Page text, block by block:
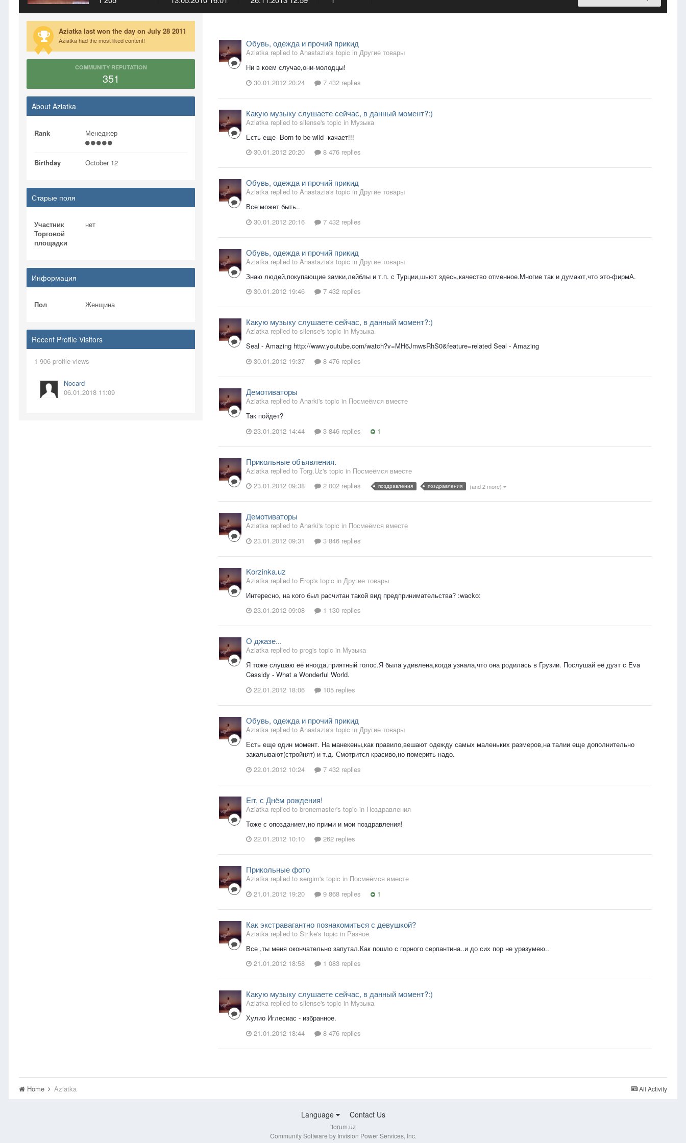
Aziatka last won the day on July 28 2011
Aziatka had the most liked content!
COMMUNITY REPUTATION
351
About Aziatka
Rank Менеджер
Birthday October 12
Старые поля
Участник
Торговой
площадки
нет
Информация
Пол Женщина
Recent Profile Visitors
1 906 profile views
Nocard
06.01.2018 11:09
Обувь, одежда и прочий прикид
Aziatka replied to Anastazia's topic in Другие товары
Ни в коем случае,они-молодцы!
30.01.2012 20:24
7 432 replies
Какую музыку слушаете сейчас, в данный момент?:)
Aziatka replied to silense's topic in Музыка
Есть еще- Born to be wild -качает!!!
30.01.2012 20:20
8 476 replies
Обувь, одежда и прочий прикид
Aziatka replied to Anastazia's topic in Другие товары
Все может быть..
30.01.2012 20:16
7 432 replies
Обувь, одежда и прочий прикид
Aziatka replied to Anastazia's topic in Другие товары
Знаю людей,покупающие замки,лейблы и т.п. с Турции,шьют здесь,качество отменное.Многие так и думают,что это-фирмА.
30.01.2012 19:46
7 432 replies
Какую музыку слушаете сейчас, в данный момент?:)
Aziatka replied to silense's topic in Музыка
Seal - Amazing http://www.youtube.com/watch?v=MH6JmwsRhS0&feature=related Seal - Amazing
30.01.2012 19:37
8 476 replies
Демотиваторы
Aziatka replied to Anarki's topic in Посмеёмся вместе
Так пойдет?
23.01.2012 14:44
3 846 replies 1
Прикольные объявления.
Aziatka replied to Torg.Uz's topic in Посмеёмся вместе
23.01.2012 09:38
2 002 replies поздравления поздравления (and 2 more)
Демотиваторы
Aziatka replied to Anarki's topic in Посмеёмся вместе
23.01.2012 09:31
3 846 replies
Korzinka.uz
Aziatka replied to Erop's topic in Другие товары
Интересно, на кого был расчитан такой вид предпринимательства? :wacko:
23.01.2012 09:08
1 130 replies
О джазе...
Aziatka replied to prog's topic in Музыка
Я тоже слушаю её иногда,приятный голос.Я была удивлена,когда узнала,что она родилась в Грузии. Послушай её дуэт с Eva
Cassidy - What a Wonderful World.
22.01.2012 18:06
105 replies
Обувь, одежда и прочий прикид
Aziatka replied to Anastazia's topic in Другие товары
Есть еще один момент. На манекены,как правило,вешают одежду самых маленьких размеров,на талии еще дополнительно
закалывают(стройнят) и т.д. Смотрится красиво,но померить надо.
22.01.2012 10:24
7 432 replies
Err, с Днём рождения!
Aziatka replied to bronemaster's topic in Поздравления
Тоже с опозданием,но прими и мои поздравления!
22.01.2012 10:10
262 replies
Прикольные фото
Aziatka replied to sergim's topic in Посмеёмся вместе
21.01.2012 19:20
9 868 replies 1
Как экстравагантно познакомиться с девушкой?
Aziatka replied to Strike's topic in Разное
Все ,ты меня окончательно запутал.Как пошло с горного серпантина..и до сих пор не уразумею..
21.01.2012 18:58
1 083 replies
Какую музыку слушаете сейчас, в данный момент?:)
Aziatka replied to silense's topic in Музыка
Хулио Иглесиас - избранное.
21.01.2012 18:44
8 476 replies
All Activity
Home Aziatka
Language Contact Us
tforum.uz
Community Software by Invision Power Services, Inc.